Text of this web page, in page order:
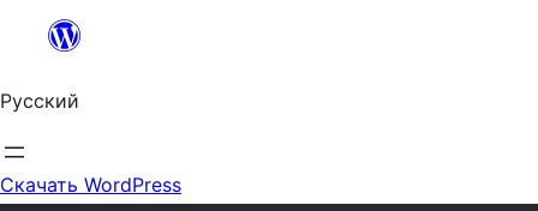
Перейти
содержимому
Русский
Скачать WordPress